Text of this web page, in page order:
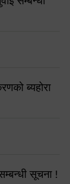
ब्यहोरा
सूचना !